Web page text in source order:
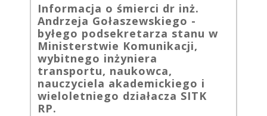
Informacja o śmierci dr inż.
Andrzeja Gołaszewskiego -
byłego podsekretarza stanu w
Ministerstwie Komunikacji,
wybitnego inżyniera
transportu, naukowca,
nauczyciela akademickiego i
wieloletniego działacza SITK
RP.